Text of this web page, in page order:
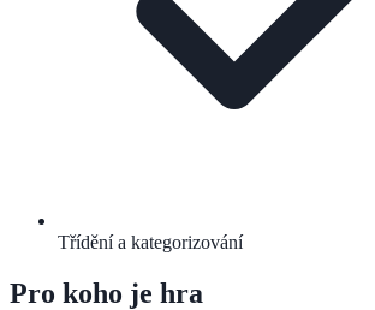
Třídění a kategorizování
Pro koho je hra